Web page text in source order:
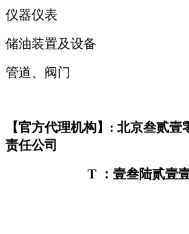
仪器仪表
储油装置及设备
管道、阀门
【官方代理机构】: 北京叁贰
责任公司
T
：壹叁陆贰壹